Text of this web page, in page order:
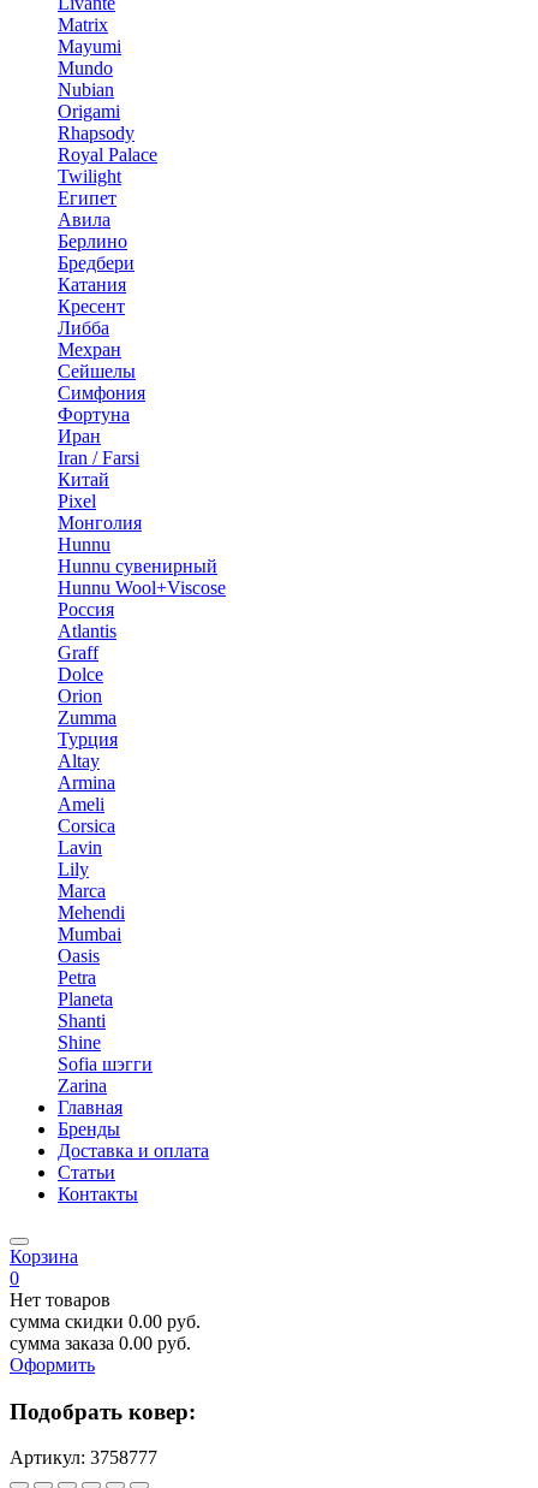
Matrix
Mayumi
Mundo
Nubian
Origami
Rhapsody
Royal Palace
Twilight
Египет
Авила
Берлино
Бредбери
Катания
Кресент
Либба
Мехран
Сейшелы
Симфония
Фортуна
Иран
Iran / Farsi
Китай
Pixel
Монголия
Hunnu
Hunnu сувенирный
Hunnu Wool+Viscose
Россия
Atlantis
Graff
Dolce
Orion
Zumma
Турция
Altay
Armina
Ameli
Corsica
Lavin
Lily
Marca
Mehendi
Mumbai
Oasis
Petra
Planeta
Shanti
Shine
Sofia шэгги
Zarina
Главная
Бренды
Доставка и оплата
Статьи
Контакты
Корзина
0
Нет товаров
сумма скидки 0.00 руб.
сумма заказа 0.00 руб.
Оформить
Подобрать ковер:
Артикул: 3758777